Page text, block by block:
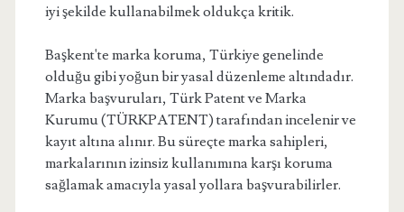
iyi şekilde kullanabilmek oldukça kritik.
Başkent'te marka koruma, Türkiye genelinde
olduğu gibi yoğun bir yasal düzenleme altındadır.
Marka başvuruları, Türk Patent ve Marka
Kurumu (TÜRKPATENT) tarafından incelenir ve
kayıt altına alınır. Bu süreçte marka sahipleri,
markalarının izinsiz kullanımına karşı koruma
sağlamak amacıyla yasal yollara başvurabilirler.